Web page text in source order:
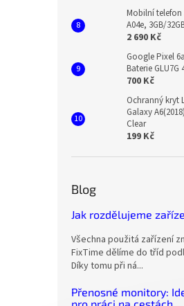
Mobilní telefon
A04e, 3GB/
2 690 Kč
Google Pixel
Baterie GLU7G
700 Kč
Ochranný kryt
Galaxy
Clear
199 Kč
Blog
Jak rozdělujeme
Všechna použitá zařízení
FixTime dělíme do tříd
Díky tomu při ná...
Přenosné monitory: